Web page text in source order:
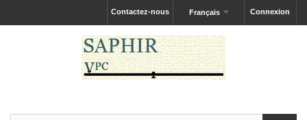
Connexion
Français
Contactez-nous